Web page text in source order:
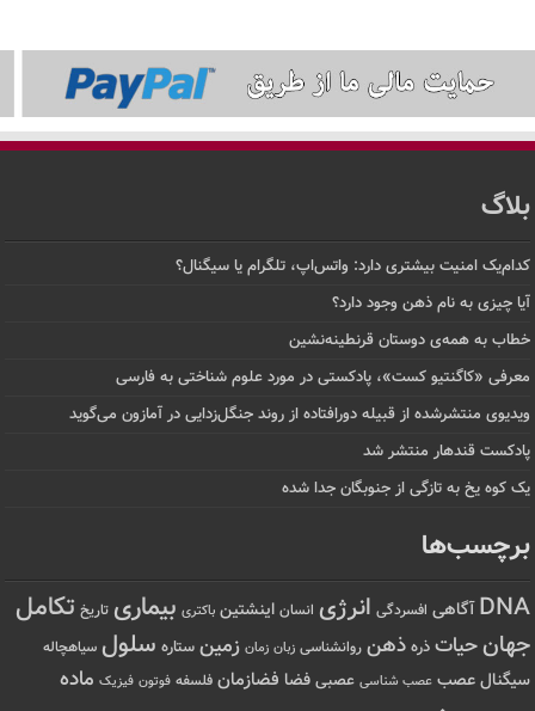
بلاگ
کدام‌یک امنیت بیشتری دارد: واتس‌اپ، تلگرام یا سیگنال؟
آیا چیزی به نام ذهن وجود دارد؟
خطاب به همه‌ی دوستان قرنطینه‌نشین
معرفی «کاگنتیو کست»، پادکستی در مورد علوم شناختی به فارسی
ویدیوی منتشرشده از قبیله دورافتاده‌ از روند جنگل‌زدایی در آمازون می‌گوید
پادکست قندهار منتشر شد
یک کوه یخ به تازگی از جنوبگان جدا شده
برچسب‌ها
DNA آگاهی افسردگی انرژی انسان اینشتین باکتری بیماری تاریخ تکامل
جهانحیات ذره ذهن روانشناسی زبان زمان زمین ستاره سلول سیاهچاله
سیگنال عصب عصب شناسی عصبی فضا فضازمان فلسفه فوتون فیزیک ماده